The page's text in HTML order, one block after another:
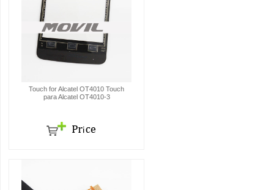
Touch for Alcatel OT4010 Touch
para Alcatel OT4010-3